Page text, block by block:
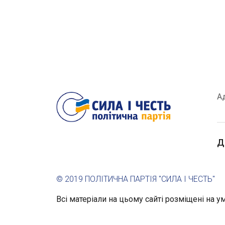
© 2019 ПОЛІТИЧНА ПАРТІЯ "СИЛА І ЧЕСТЬ"
Всі матеріали на цьому сайті розміщені на